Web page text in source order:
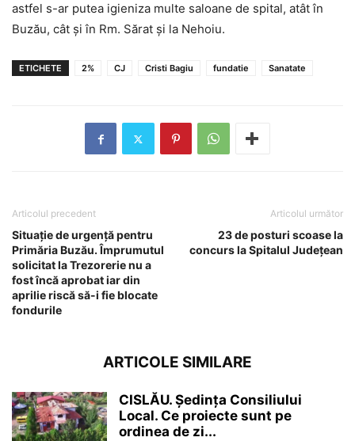
astfel s-ar putea igieniza multe saloane de spital, atât în
Buzău, cât și în Rm. Sărat și la Nehoiu.
ETICHETE 2% CJ Cristi Bagiu fundatie Sanatate
Articolul precedent
Situație de urgență pentru
Primăria Buzău. Împrumutul
solicitat la Trezorerie nu a
fost încă aprobat iar din
aprilie riscă să-i fie blocate
fondurile
Articolul următor
23 de posturi scoase la
concurs la Spitalul Judeţean
ARTICOLE SIMILARE
CISLĂU. Ședința Consiliului
Local. Ce proiecte sunt pe
ordinea de zi...